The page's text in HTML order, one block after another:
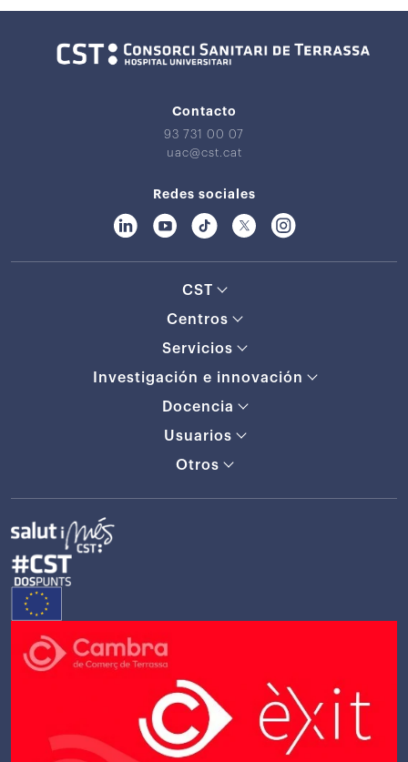
Contacto
93 731 00 07
uac@cst.cat
Redes sociales
CST
Centros
Servicios
Investigación e innovación
Docencia
Usuarios
Otros